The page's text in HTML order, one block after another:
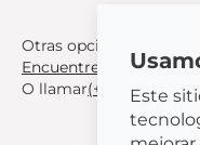
Otras opciones de
Encuentre un
O llamar(+420) 544
Este